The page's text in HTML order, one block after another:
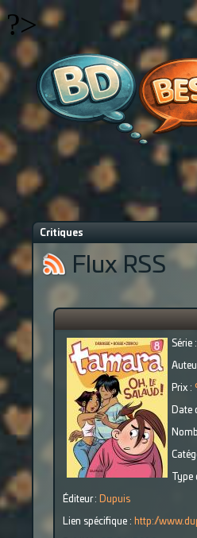
?>
Critiques
Flux RSS
Série :
Prix :
Date
Type
Éditeur : Dupuis
Lien spécifique : http://